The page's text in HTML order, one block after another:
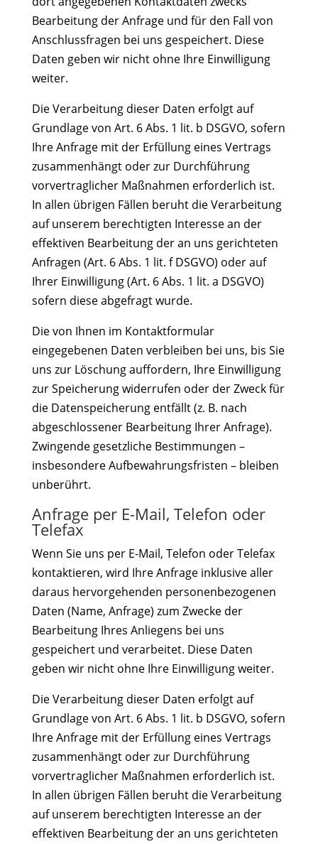
Bearbeitung der Anfrage und für den Fall von
Anschlussfragen bei uns gespeichert. Diese
Daten geben wir nicht ohne Ihre Einwilligung
weiter.
Die Verarbeitung dieser Daten erfolgt auf
Grundlage von Art. 6 Abs. 1 lit. b DSGVO, sofern
Ihre Anfrage mit der Erfüllung eines Vertrags
zusammenhängt oder zur Durchführung
vorvertraglicher Maßnahmen erforderlich ist.
In allen übrigen Fällen beruht die Verarbeitung
auf unserem berechtigten Interesse an der
effektiven Bearbeitung der an uns gerichteten
Anfragen (Art. 6 Abs. 1 lit. f DSGVO) oder auf
Ihrer Einwilligung (Art. 6 Abs. 1 lit. a DSGVO)
sofern diese abgefragt wurde.
Die von Ihnen im Kontaktformular
eingegebenen Daten verbleiben bei uns, bis Sie
uns zur Löschung auffordern, Ihre Einwilligung
zur Speicherung widerrufen oder der Zweck für
die Datenspeicherung entfällt (z. B. nach
abgeschlossener Bearbeitung Ihrer Anfrage).
Zwingende gesetzliche Bestimmungen –
insbesondere Aufbewahrungsfristen – bleiben
unberührt.
Anfrage per E-Mail, Telefon oder
Telefax
Wenn Sie uns per E-Mail, Telefon oder Telefax
kontaktieren, wird Ihre Anfrage inklusive aller
daraus hervorgehenden personenbezogenen
Daten (Name, Anfrage) zum Zwecke der
Bearbeitung Ihres Anliegens bei uns
gespeichert und verarbeitet. Diese Daten
geben wir nicht ohne Ihre Einwilligung weiter.
Die Verarbeitung dieser Daten erfolgt auf
Grundlage von Art. 6 Abs. 1 lit. b DSGVO, sofern
Ihre Anfrage mit der Erfüllung eines Vertrags
zusammenhängt oder zur Durchführung
vorvertraglicher Maßnahmen erforderlich ist.
In allen übrigen Fällen beruht die Verarbeitung
auf unserem berechtigten Interesse an der
effektiven Bearbeitung der an uns gerichteten